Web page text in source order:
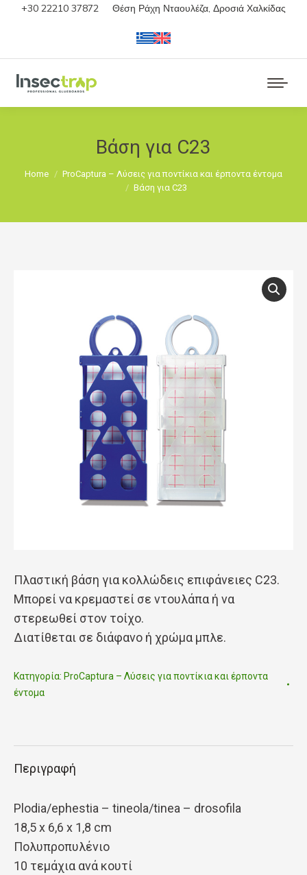
+30 22210 37872 Θέση Ράχη Νταουλέζα, Δροσιά Χαλκίδας
Βάση για C23
You are here:
Home
ProCaptura – Λύσεις για ποντίκια και έρποντα έντομα
Βάση για C23
Πλαστική βάση για κολλώδεις επιφάνειες C23.
Μπορεί να κρεμαστεί σε ντουλάπα ή να
στερεωθεί στον τοίχο.
Διατίθεται σε διάφανο ή χρώμα μπλε.
Κατηγορία: ProCaptura – Λύσεις για ποντίκια και έρποντα
έντομα
Περιγραφή
Plodia/ephestia – tineola/tinea – drosofila
18,5 x 6,6 x 1,8 cm
Πολυπροπυλένιο
10 τεμάχια ανά κουτί